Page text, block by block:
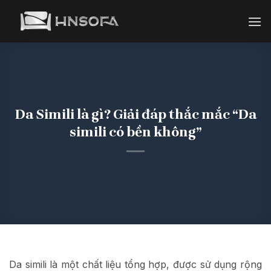
Da Simili là gì? Giải đáp thắc mắc “Da
simili có bền không”
Da simili là một chất liệu tổng hợp, được sử dụng rộng